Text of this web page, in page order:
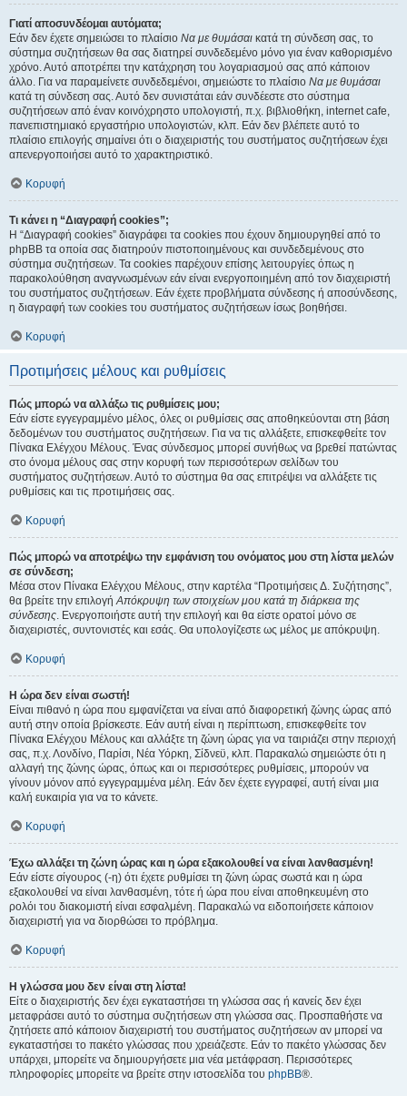
Γιατί αποσυνδέομαι αυτόματα;
Εάν δεν έχετε σημειώσει το πλαίσιο Να με θυμάσαι κατά τη σύνδεση σας, το
σύστημα συζητήσεων θα σας διατηρεί συνδεδεμένο μόνο για έναν καθορισμένο
χρόνο. Αυτό αποτρέπει την κατάχρηση του λογαριασμού σας από κάποιον
άλλο. Για να παραμείνετε συνδεδεμένοι, σημειώστε το πλαίσιο Να με θυμάσαι
κατά τη σύνδεση σας. Αυτό δεν συνιστάται εάν συνδέεστε στο σύστημα
συζητήσεων από έναν κοινόχρηστο υπολογιστή, π.χ. βιβλιοθήκη, internet cafe,
πανεπιστημιακό εργαστήριο υπολογιστών, κλπ. Εάν δεν βλέπετε αυτό το
πλαίσιο επιλογής σημαίνει ότι ο διαχειριστής του συστήματος συζητήσεων έχει
απενεργοποιήσει αυτό το χαρακτηριστικό.
Κορυφή
Τι κάνει η “Διαγραφή cookies”;
Η “Διαγραφή cookies” διαγράφει τα cookies που έχουν δημιουργηθεί από το
phpBB τα οποία σας διατηρούν πιστοποιημένους και συνδεδεμένους στο
σύστημα συζητήσεων. Τα cookies παρέχουν επίσης λειτουργίες όπως η
παρακολούθηση αναγνωσμένων εάν είναι ενεργοποιημένη από τον διαχειριστή
του συστήματος συζητήσεων. Εάν έχετε προβλήματα σύνδεσης ή αποσύνδεσης,
η διαγραφή των cookies του συστήματος συζητήσεων ίσως βοηθήσει.
Κορυφή
Προτιμήσεις μέλους και ρυθμίσεις
Πώς μπορώ να αλλάξω τις ρυθμίσεις μου;
Εάν είστε εγγεγραμμένο μέλος, όλες οι ρυθμίσεις σας αποθηκεύονται στη βάση
δεδομένων του συστήματος συζητήσεων. Για να τις αλλάξετε, επισκεφθείτε τον
Πίνακα Ελέγχου Μέλους. Ένας σύνδεσμος μπορεί συνήθως να βρεθεί πατώντας
στο όνομα μέλους σας στην κορυφή των περισσότερων σελίδων του
συστήματος συζητήσεων. Αυτό το σύστημα θα σας επιτρέψει να αλλάξετε τις
ρυθμίσεις και τις προτιμήσεις σας.
Κορυφή
Πώς μπορώ να αποτρέψω την εμφάνιση του ονόματος μου στη λίστα μελών
σε σύνδεση;
Μέσα στον Πίνακα Ελέγχου Μέλους, στην καρτέλα “Προτιμήσεις Δ. Συζήτησης”,
θα βρείτε την επιλογήΑπόκρυψη των στοιχείων μου κατά τη διάρκεια της
σύνδεσης. Ενεργοποιήστε αυτή την επιλογή και θα είστε ορατοί μόνο σε
διαχειριστές, συντονιστές και εσάς. Θα υπολογίζεστε ως μέλος με απόκρυψη.
Κορυφή
Η ώρα δεν είναι σωστή!
Είναι πιθανό η ώρα που εμφανίζεται να είναι από διαφορετική ζώνης ώρας από
αυτή στην οποία βρίσκεστε. Εάν αυτή είναι η περίπτωση, επισκεφθείτε τον
Πίνακα Ελέγχου Μέλους και αλλάξτε τη ζώνη ώρας για να ταιριάζει στην περιοχή
σας, π.χ. Λονδίνο, Παρίσι, Νέα Υόρκη, Σίδνεϋ, κλπ. Παρακαλώ σημειώστε ότι η
αλλαγή της ζώνης ώρας, όπως και οι περισσότερες ρυθμίσεις, μπορούν να
γίνουν μόνον από εγγεγραμμένα μέλη. Εάν δεν έχετε εγγραφεί, αυτή είναι μια
καλή ευκαιρία για να το κάνετε.
Κορυφή
Έχω αλλάξει τη ζώνη ώρας και η ώρα εξακολουθεί να είναι λανθασμένη!
Εάν είστε σίγουρος (-η) ότι έχετε ρυθμίσει τη ζώνη ώρας σωστά και η ώρα
εξακολουθεί να είναι λανθασμένη, τότε ή ώρα που είναι αποθηκευμένη στο
ρολόι του διακομιστή είναι εσφαλμένη. Παρακαλώ να ειδοποιήσετε κάποιον
διαχειριστή για να διορθώσει το πρόβλημα.
Κορυφή
Η γλώσσα μου δεν είναι στη λίστα!
Είτε ο διαχειριστής δεν έχει εγκαταστήσει τη γλώσσα σας ή κανείς δεν έχει
μεταφράσει αυτό το σύστημα συζητήσεων στη γλώσσα σας. Προσπαθήστε να
ζητήσετε από κάποιον διαχειριστή του συστήματος συζητήσεων αν μπορεί να
εγκαταστήσει το πακέτο γλώσσας που χρειάζεστε. Εάν το πακέτο γλώσσας δεν
υπάρχει, μπορείτε να δημιουργήσετε μια νέα μετάφραση. Περισσότερες
πληροφορίες μπορείτε να βρείτε στην ιστοσελίδα του phpBB®.